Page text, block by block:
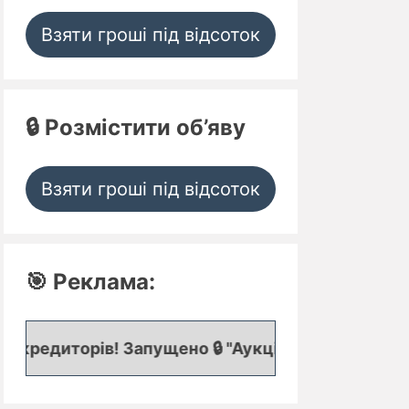
Взяти гроші під відсоток
🔒 Розмістити об’яву
Взяти гроші під відсоток
🎯 Реклама:
Запущено 🔒 "Аукціон кредитних заявок", де